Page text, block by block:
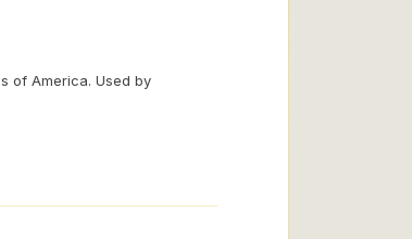
of America. Used by